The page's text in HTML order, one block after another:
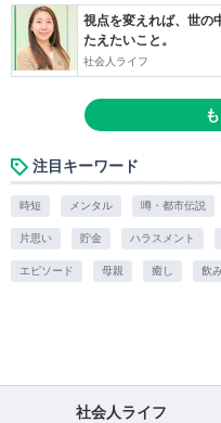
視点を変えれば、世の
たえたいこと。
社会人ライフ
注目キーワード
時短 メンタル 噂・都市伝説
片思い 貯金 ハラスメント
エピソード 母親 癒し 飲
社会人ライフ